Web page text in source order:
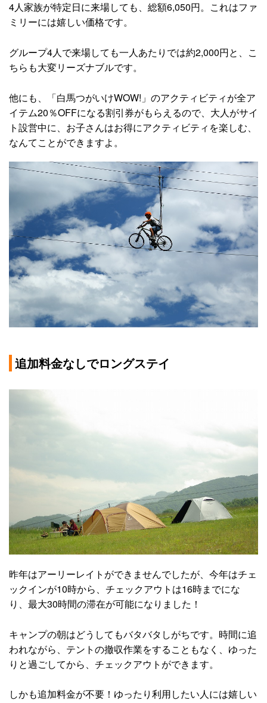
4人家族が特定日に来場しても、総額6,050円。これはファ
ミリーには嬉しい価格です。
グループ4人で来場しても一人あたりでは約2,000円と、こ
ちらも大変リーズナブルです。
他にも、「白馬つがいけWOW!」のアクティビティが全ア
イテム20％OFFになる割引券がもらえるので、大人がサイ
ト設営中に、お子さんはお得にアクティビティを楽しむ、
なんてことができますよ。
追加料金なしでロングステイ
昨年はアーリーレイトができませんでしたが、今年はチェ
ックインが10時から、チェックアウトは16時までにな
り、最大30時間の滞在が可能になりました！
キャンプの朝はどうしてもバタバタしがちです。時間に追
われながら、テントの撤収作業をすることもなく、ゆった
りと過ごしてから、チェックアウトができます。
しかも追加料金が不要！ゆったり利用したい人には嬉しい